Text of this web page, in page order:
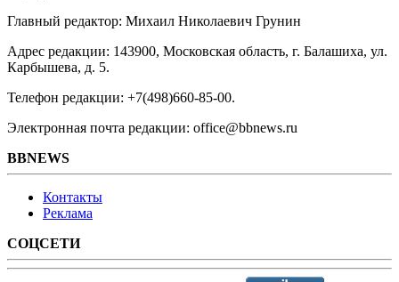
Главный редактор: Михаил Николаевич Грунин
Адрес редакции: 143900, Московская область, г. Балашиха, ул.
Карбышева, д. 5.
Телефон редакции: +7(498)660-85-00.
Электронная почта редакции: office@bbnews.ru
BBNEWS
Контакты
Реклама
СОЦСЕТИ